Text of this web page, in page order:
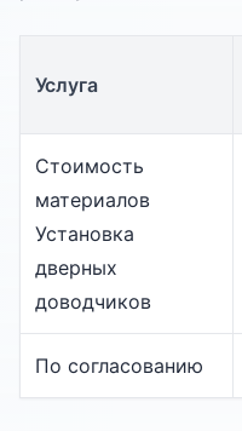
Услуга
Стоимость
материалов
Установка
дверных
доводчиков
По согласованию